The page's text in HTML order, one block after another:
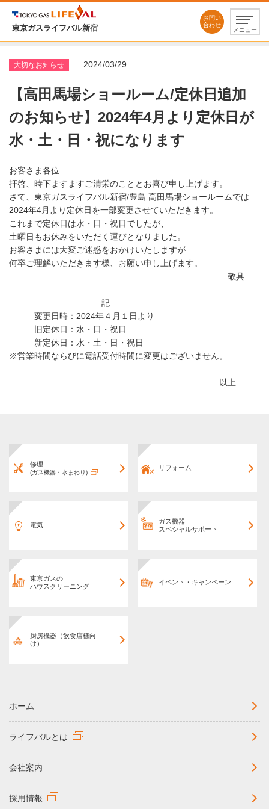
東京ガスライフバル新宿
お問い
合わせ
メニュー
大切なお知らせ 2024/03/29
【高田馬場ショールーム/定休日追加
のお知らせ】2024年4月より定休日が
水・土・日・祝になります
お客さま各位
拝啓、時下ますますご清栄のこととお喜び申し上げます。
さて、東京ガスライフバル新宿/豊島 高田馬場ショールームでは
2024年4月より定休日を一部変更させていただきます。
これまで定休日は水・日・祝日でしたが、
土曜日もお休みをいただく運びとなりました。
お客さまには大変ご迷惑をおかけいたしますが
何卒ご理解いただきます様、お願い申し上げます。
敬具
記
変更日時： 2024年４月１日より
旧定休日：水・日・祝日
新定休日：水・土・日・祝日
※営業時間ならびに電話受付時間に変更はございません。
以上
修理
(ガス機器・水まわり)
リフォーム
電気
ガス機器
スペシャルサポート
東京ガスの
ハウスクリーニング
イベント・キャンペーン
厨房機器（飲食店様向
け）
ホーム
ライフバルとは
会社案内
採用情報